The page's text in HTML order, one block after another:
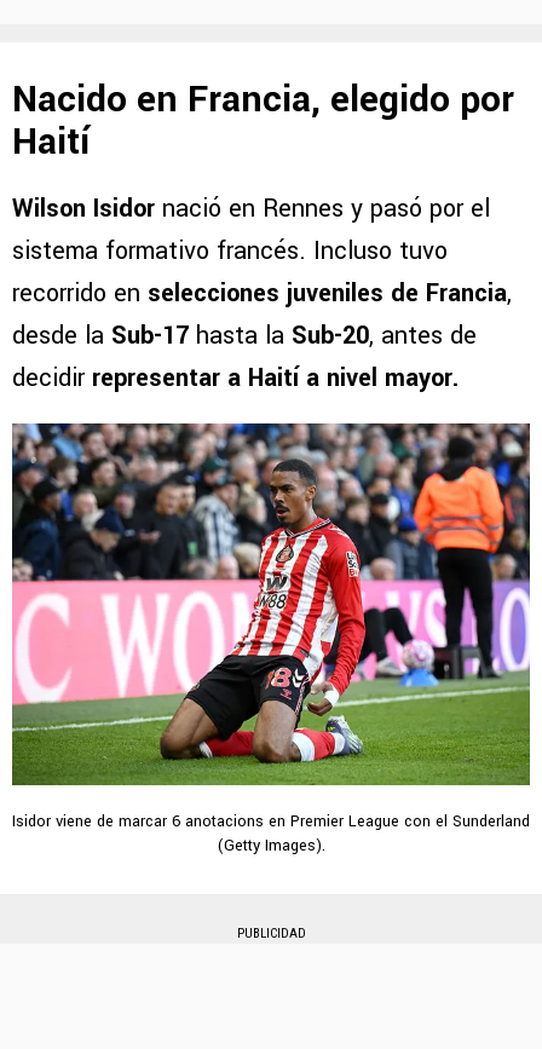
Nacido en Francia, elegido por
Haití
Wilson Isidor nació en Rennes y pasó por el
sistema formativo francés. Incluso tuvo
recorrido en selecciones juveniles de Francia,
desde la Sub-17 hasta la Sub-20, antes de
decidir representar a Haití a nivel mayor.
Isidor viene de marcar 6 anotacions en Premier League con el Sunderland
(Getty Images).
PUBLICIDAD